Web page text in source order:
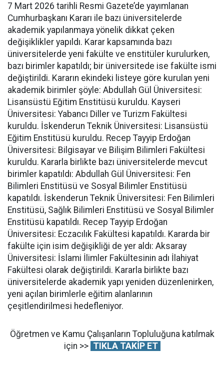
7 Mart 2026 tarihli Resmi Gazete’de yayımlanan
Cumhurbaşkanı Kararı ile bazı üniversitelerde
akademik yapılanmaya yönelik dikkat çeken
değişiklikler yapıldı. Karar kapsamında bazı
üniversitelerde yeni fakülte ve enstitüler kurulurken,
bazı birimler kapatıldı; bir üniversitede ise fakülte ismi
değiştirildi. Kararın ekindeki listeye göre kurulan yeni
akademik birimler şöyle: Abdullah Gül Üniversitesi:
Lisansüstü Eğitim Enstitüsü kuruldu. Kayseri
Üniversitesi: Yabancı Diller ve Turizm Fakültesi
kuruldu. İskenderun Teknik Üniversitesi: Lisansüstü
Eğitim Enstitüsü kuruldu. Recep Tayyip Erdoğan
Üniversitesi: Bilgisayar ve Bilişim Bilimleri Fakültesi
kuruldu. Kararla birlikte bazı üniversitelerde mevcut
birimler kapatıldı: Abdullah Gül Üniversitesi: Fen
Bilimleri Enstitüsü ve Sosyal Bilimler Enstitüsü
kapatıldı. İskenderun Teknik Üniversitesi: Fen Bilimleri
Enstitüsü, Sağlık Bilimleri Enstitüsü ve Sosyal Bilimler
Enstitüsü kapatıldı. Recep Tayyip Erdoğan
Üniversitesi: Eczacılık Fakültesi kapatıldı. Kararda bir
fakülte için isim değişikliği de yer aldı: Aksaray
Üniversitesi: İslami İlimler Fakültesinin adı İlahiyat
Fakültesi olarak değiştirildi. Kararla birlikte bazı
üniversitelerde akademik yapı yeniden düzenlenirken,
yeni açılan birimlerle eğitim alanlarının
çeşitlendirilmesi hedefleniyor.
Öğretmen ve Kamu Çalışanların Topluluğuna katılmak
için >> TIKLA TAKİP ET